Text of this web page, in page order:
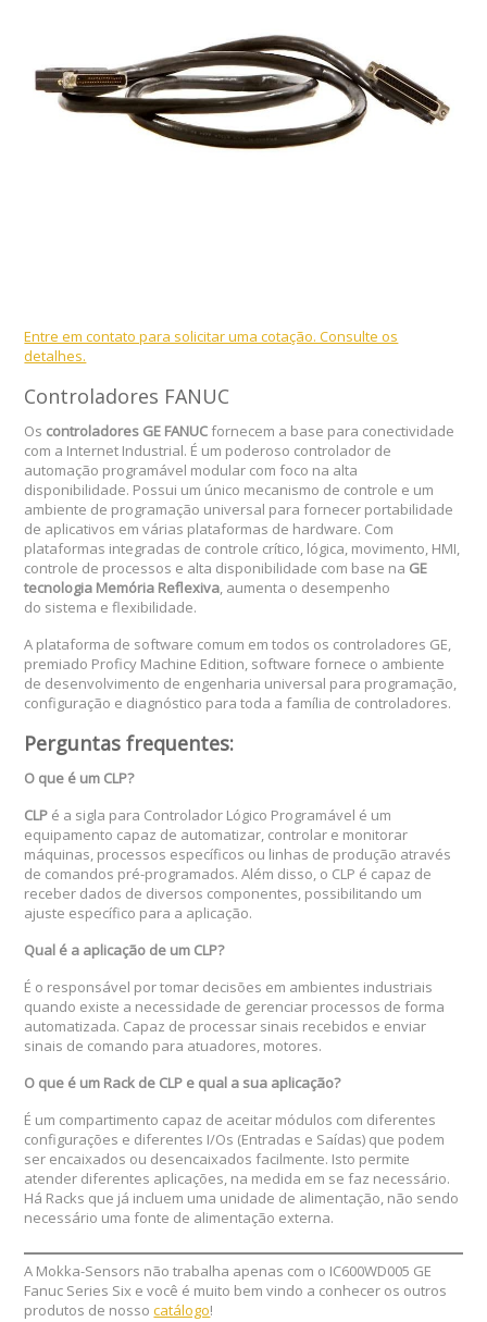
Entre em contato para solicitar uma cotação. Consulte os
detalhes.
Controladores FANUC
Os controladores GE FANUCfornecem a base para conectividade
com a Internet Industrial. É um poderoso controlador de
automação programável modular com foco na alta
disponibilidade. Possui um único mecanismo de controle e um
ambiente de programação universal para fornecer portabilidade
de aplicativos em várias plataformas de hardware. Com
plataformas integradas de controle crítico, lógica, movimento, HMI,
controle de processos e alta disponibilidade com base na GE
tecnologia Memória Reflexiva, aumenta o desempenho
do sistema e flexibilidade.
A plataforma de software comum em todos os controladores GE,
premiado Proficy Machine Edition, software fornece o ambiente
de desenvolvimento de engenharia universal para programação,
configuração e diagnóstico para toda a família de controladores.
Perguntas frequentes:
O que é um CLP?
CLP é a sigla para Controlador Lógico Programável é um
equipamento capaz de automatizar, controlar e monitorar
máquinas, processos específicos ou linhas de produção através
de comandos pré-programados. Além disso, o CLP é capaz de
receber dados de diversos componentes, possibilitando um
ajuste específico para a aplicação.
Qual é a aplicação de um CLP?
É o responsável por tomar decisões em ambientes industriais
quando existe a necessidade de gerenciar processos de forma
automatizada. Capaz de processar sinais recebidos e enviar
sinais de comando para atuadores, motores.
O que é um Rack de CLP e qual a sua aplicação?
É um compartimento capaz de aceitar módulos com diferentes
configurações e diferentes I/Os (Entradas e Saídas) que podem
ser encaixados ou desencaixados facilmente. Isto permite
atender diferentes aplicações, na medida em se faz necessário.
Há Racks que já incluem uma unidade de alimentação, não sendo
necessário uma fonte de alimentação externa.
A Mokka-Sensors não trabalha apenas com o IC600WD005 GE
Fanuc Series Six e você é muito bem vindo a conhecer os outros
produtos de nossocatálogo!